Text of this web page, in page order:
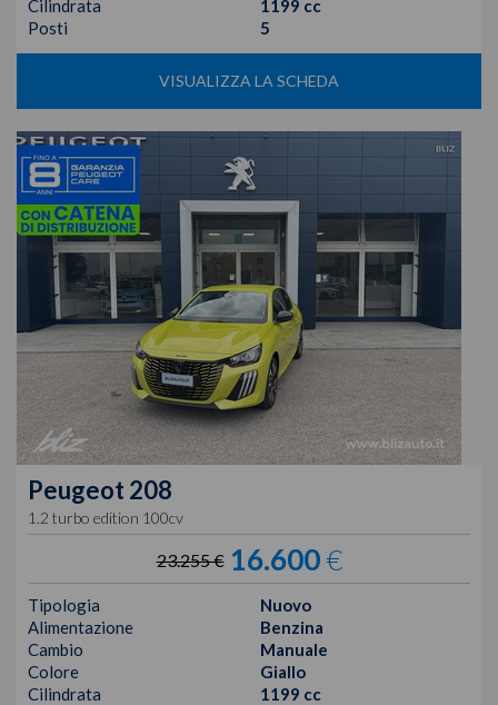
Cilindrata
1199 cc
Posti
5
VISUALIZZA LA SCHEDA
Peugeot 208
1.2 turbo edition 100cv
23.255 € 16.600€
Tipologia
Nuovo
Alimentazione
Benzina
Cambio
Manuale
Colore
Giallo
Cilindrata
1199 cc